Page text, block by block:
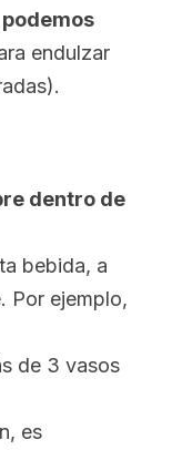
podemos
endulzar
dentro de
bebida, a
Por ejemplo,
de 3 vasos
es